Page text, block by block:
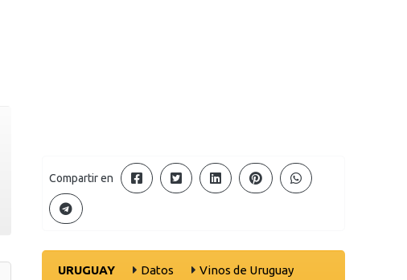
Compartir en
URUGUAY Datos
Vinos de Uruguay